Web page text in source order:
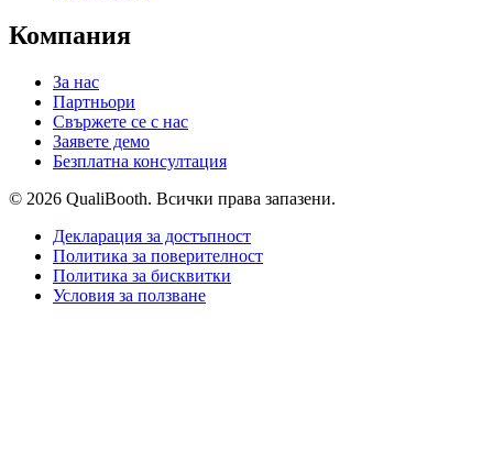
Компания
За нас
Партньори
Свържете се с нас
Заявете демо
Безплатна консултация
© 2026 QualiBooth. Всички права запазени.
Декларация за достъпност
Политика за поверителност
Политика за бисквитки
Условия за ползване